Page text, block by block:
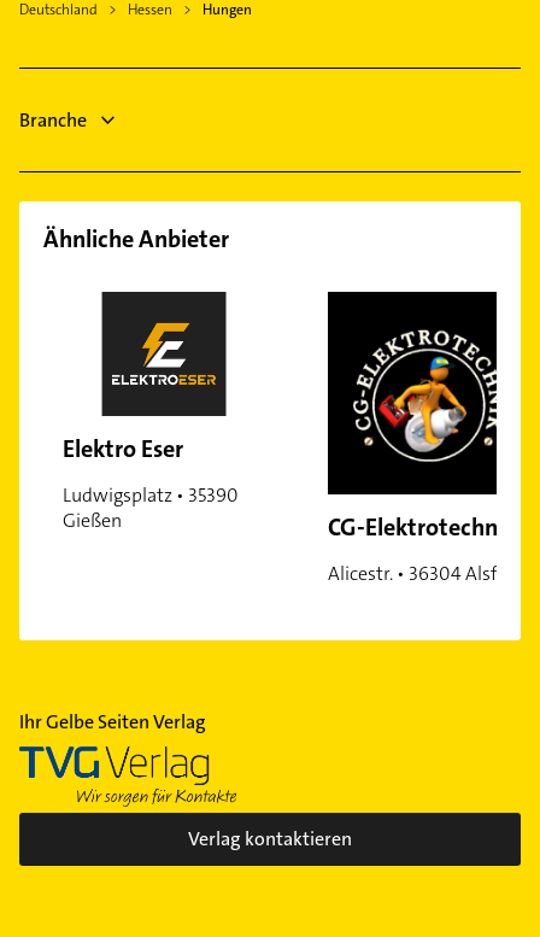
Ortenberg Hessen
Butzbach
Buseck
Heizungsbauer
Putzfrau
Gebäudereinigung
Deutschland Hessen Hungen
Branche
Ähnliche Anbieter
Elektro Eser
Ludwigsplatz • 35390
Gießen
CG-Elektrotechnik
Alicestr. • 36304 Alsfeld
Ihr Gelbe Seiten Verlag
Verlag kontaktieren